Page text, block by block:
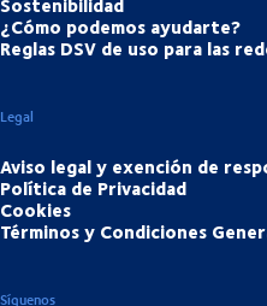
¿Cómo podemos ayudarte?
Reglas DSV de uso para las
Legal
Aviso legal y exención de
Política de Privacidad
Cookies
Términos y Condiciones
Síguenos